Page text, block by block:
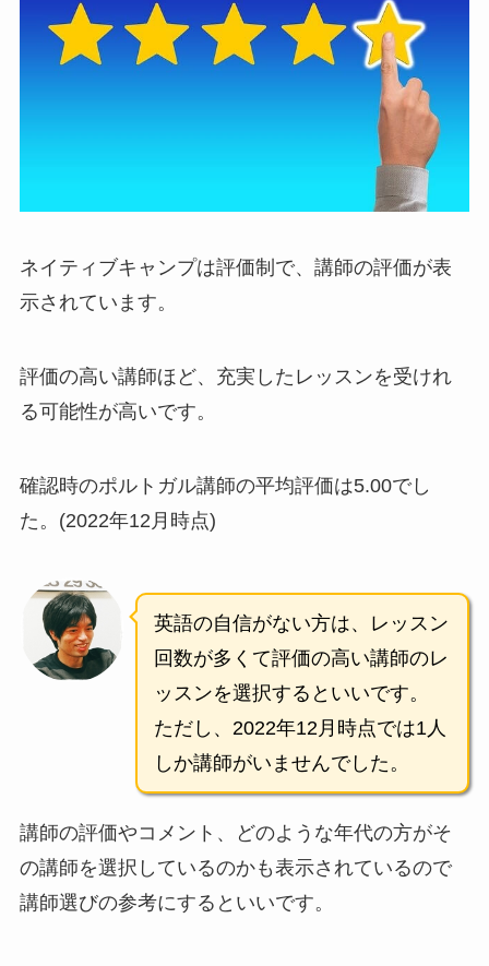
ネイティブキャンプは評価制で、講師の評価が表
示されています。
評価の高い講師ほど、充実したレッスンを受けれ
る可能性が高いです。
確認時のポルトガル講師の平均評価は5.00でし
た。(2022年12月時点)
英語の自信がない方は、レッスン
回数が多くて評価の高い講師のレ
ッスンを選択するといいです。
ただし、2022年12月時点では1人
しか講師がいませんでした。
講師の評価やコメント、どのような年代の方がそ
の講師を選択しているのかも表示されているので
講師選びの参考にするといいです。